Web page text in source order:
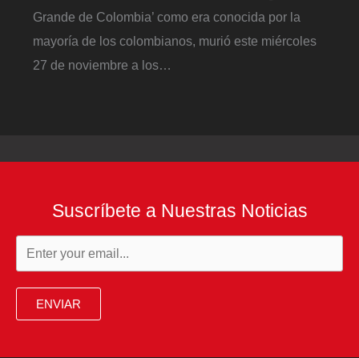
Grande de Colombia’ como era conocida por la
mayoría de los colombianos, murió este miércoles
27 de noviembre a los…
Suscríbete a Nuestras Noticias
ENVIAR